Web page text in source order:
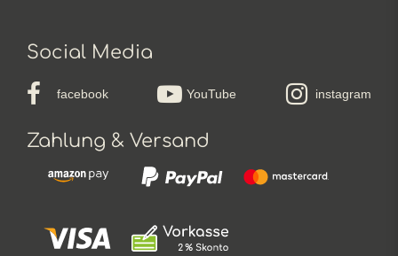
Social Media
facebook YouTube instagram
Zahlung & Versand